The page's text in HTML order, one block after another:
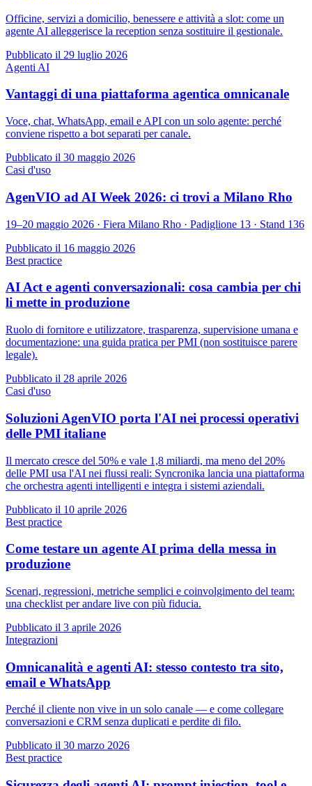
Officine, servizi a domicilio, benessere e attività a slot: come un
agente AI alleggerisce la reception senza sostituire il gestionale.
Pubblicato il 29 luglio 2026
Agenti AI
Vantaggi di una piattaforma agentica omnicanale
Voce, chat, WhatsApp, email e API con un solo agente: perché
conviene rispetto a bot separati per canale.
Pubblicato il 30 maggio 2026
Casi d'uso
AgenVIO ad AI Week 2026: ci trovi a Milano Rho
19–20 maggio 2026 · Fiera Milano Rho · Padiglione 13 · Stand 136
Pubblicato il 16 maggio 2026
Best practice
AI Act e agenti conversazionali: cosa cambia per chi
li mette in produzione
Ruolo di fornitore e utilizzatore, trasparenza, supervisione umana e
documentazione: una guida pratica per PMI (non sostituisce parere
legale).
Pubblicato il 28 aprile 2026
Casi d'uso
Soluzioni AgenVIO porta l'AI nei processi operativi
delle PMI italiane
Il mercato cresce del 50% e vale 1,8 miliardi, ma meno del 20%
delle PMI usa l'AI nei flussi reali: Syncronika lancia una piattaforma
che orchestra agenti intelligenti e integra i sistemi aziendali.
Pubblicato il 10 aprile 2026
Best practice
Come testare un agente AI prima della messa in
produzione
Scenari, regressioni, metriche semplici e coinvolgimento del team:
una checklist per andare live con più fiducia.
Pubblicato il 3 aprile 2026
Integrazioni
Omnicanalità e agenti AI: stesso contesto tra sito,
email e WhatsApp
Perché il cliente non vive in un solo canale — e come collegare
conversazioni e CRM senza duplicati e perdite di filo.
Pubblicato il 30 marzo 2026
Best practice